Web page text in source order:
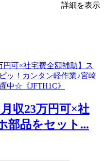
詳細を表示
月収23万円可×社
部品をセット...